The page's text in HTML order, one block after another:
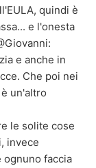
quindi è
e l'onesta
Giovanni:
e anche in
Che poi nei
un'altro
le solite cose
invece
ognuno faccia